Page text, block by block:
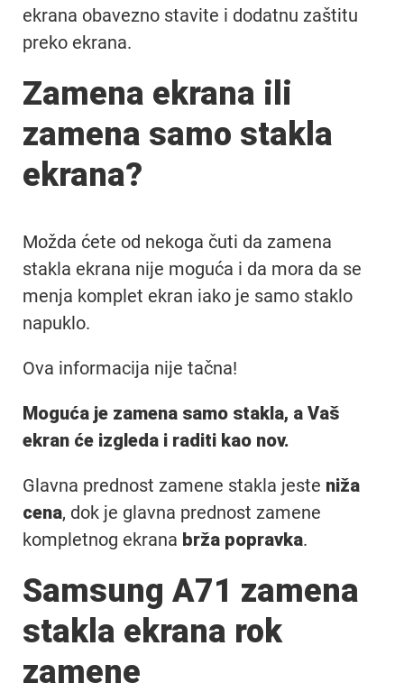
ekrana obavezno stavite i dodatnu zaštitu
preko ekrana.
Zamena ekrana ili
zamena samo stakla
ekrana?
Možda ćete od nekoga čuti da zamena
stakla ekrana nije moguća i da mora da se
menja komplet ekran iako je samo staklo
napuklo.
Ova informacija nije tačna!
Moguća je zamena samo stakla, a Vaš
ekran će izgleda i raditi kao nov.
Glavna prednost zamene stakla jeste niža
cena, dok je glavna prednost zamene
kompletnog ekrana brža popravka.
Samsung A71 zamena
stakla ekrana rok
zamene